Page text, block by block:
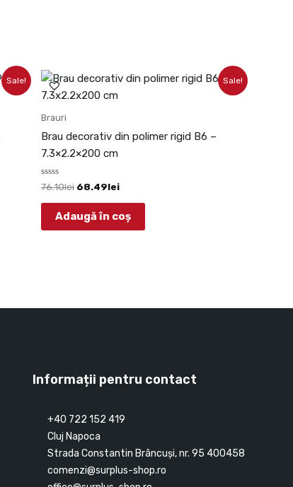
Sale! Sale!
Brauri
Brau decorativ din polimer rigid B6 –
7.3×2.2×200 cm
Evaluat
la
0
76.10lei
Prețul
a
68.49lei
Prețul
curent
Adaugă în coș
Informații pentru contact
+40 722 152 419
Cluj Napoca
Strada Constantin Brâncuşi, nr. 95 400458
comenzi@surplus-shop.ro